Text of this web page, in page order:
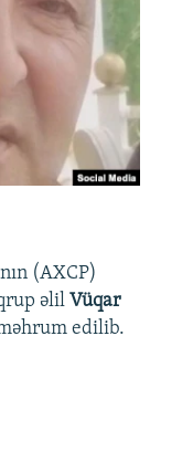
(AXCP)
əlil Vüqar
edilib.